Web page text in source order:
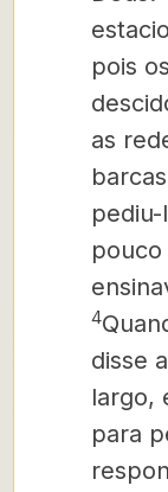
pois
as
4
disse
largo,
para